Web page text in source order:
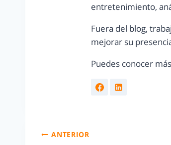
entretenimiento,
Fuera del blog,
mejorar su
Puedes conocer
ANTERIOR